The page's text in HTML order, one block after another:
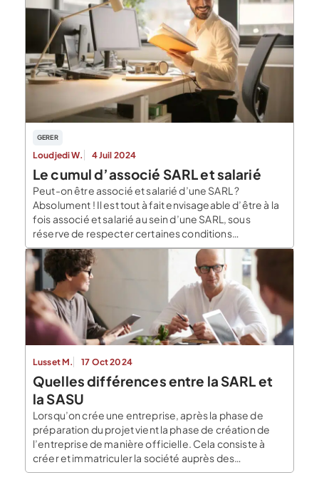
GERER
Loudjedi W. 4 Juil 2024
Le cumul d’associé SARL et salarié
Peut-on être associé et salarié d’une SARL ?
Absolument ! Il est tout à fait envisageable d’être à la
fois associé et salarié au sein d’une SARL, sous
réserve de respecter certaines conditions
essentielles : Par exemple, un associé ne peut pas
recevoir une rémunération en tant que salarié pour
des responsabilités de direction ou […]
Lusset M. 17 Oct 2024
Quelles différences entre la SARL et
la SASU
Lorsqu’on crée une entreprise, après la phase de
préparation du projet vient la phase de création de
l’entreprise de manière officielle. Cela consiste à
créer et immatriculer la société auprès des
institutions étatiques dédiées. Vient alors la question